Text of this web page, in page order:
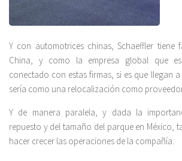
Y con automotrices chinas, Schaeffler tiene
China, y como la empresa global que es
conectado con estas firmas, si es que llegan
sería como una relocalización como
Y de manera paralela, y dada la
repuesto y del tamaño del parque en México,
hacer crecer las operaciones de la compañía.